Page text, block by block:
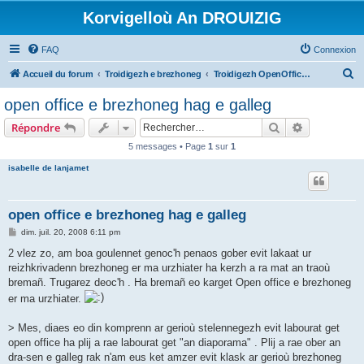
Korvigelloù An DROUIZIG
FAQ Connexion
Accueil du forum Troidigezh e brezhoneg Troidigezh OpenOffice.org e brezhoneg (1.1.x, 2.x ha 3.x)
open office e brezhoneg hag e galleg
Répondre Rechercher
5 messages • Page 1 sur 1
isabelle de lanjamet
open office e brezhoneg hag e galleg
M
s
a
g
dim. juil. 20, 2008 6:11 pm
2 vlez zo, am boa goulennet genoc'h penaos gober evit lakaat ur
reizhkrivadenn brezhoneg er ma urzhiater ha kerzh a ra mat an traoù
bremañ. Trugarez deoc'h . Ha bremañ eo karget Open office e brezhoneg
er ma urzhiater.
> Mes, diaes eo din komprenn ar gerioù stelennegezh evit labourat get
open office ha plij a rae labourat get "an diaporama" . Plij a rae ober an
dra-sen e galleg rak n'am eus ket amzer evit klask ar gerioù brezhoneg